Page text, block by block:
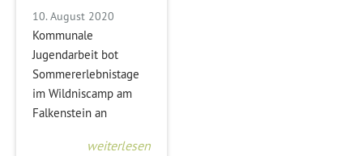
10. August 2020
Kommunale
Jugendarbeit bot
Sommererlebnistage
im Wildniscamp am
Falkenstein an
weiterlesen